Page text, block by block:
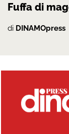
Fuffa di
di DINAMOpress